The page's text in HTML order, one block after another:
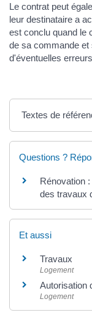
Le contrat peut
leur destinataire a
est conclu quand le
de sa commande et
d'éventuelles
Textes de
Questions ?
Rénovation
des travaux
Et aussi
Travaux
Logement
Autorisation
Logement